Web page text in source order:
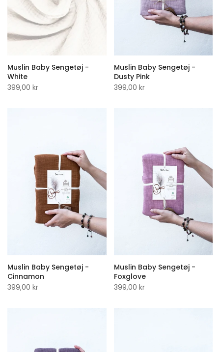
Muslin Baby Sengetøj -
White
399,00 kr
Muslin Baby Sengetøj -
Dusty Pink
399,00 kr
Muslin Baby Sengetøj -
Cinnamon
399,00 kr
Muslin Baby Sengetøj -
Foxglove
399,00 kr